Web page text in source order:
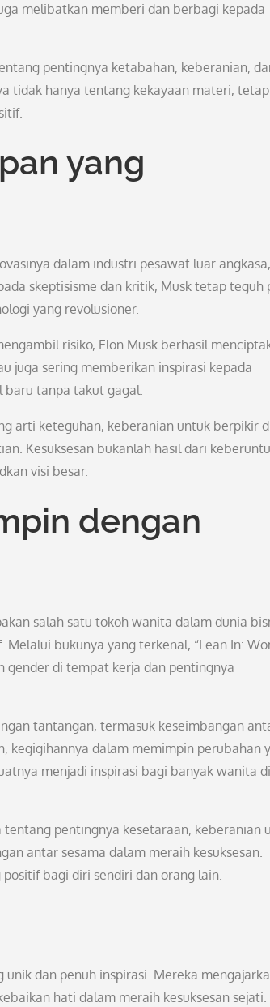
melibatkan memberi dan berbagi kepada
pentingnya ketabahan, keberanian,
tidak hanya tentang kekayaan materi,
yang
dalam industri pesawat luar angkasa,
skeptisisme dan kritik, Musk tetap teguh
yang revolusioner.
risiko, Elon Musk berhasil
juga sering memberikan inspirasi kepada
baru tanpa takut gagal.
arti keteguhan, keberanian untuk berpikir
Kesuksesan bukanlah hasil dari
visi besar.
dengan
salah satu tokoh wanita dalam dunia
bukunya yang terkenal, “Lean In:
gender di tempat kerja dan pentingnya
tantangan, termasuk keseimbangan
kegigihannya dalam memimpin perubahan
menjadi inspirasi bagi banyak wanita di
pentingnya kesetaraan, keberanian
antar sesama dalam meraih kesuksesan.
bagi diri sendiri dan orang lain.
dan penuh inspirasi. Mereka
hati dalam meraih kesuksesan sejati.